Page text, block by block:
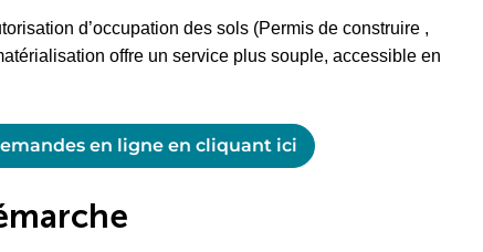
d’occupation des sols (Permis de construire ,
offre un service plus souple, accessible en
en ligne en cliquant ici